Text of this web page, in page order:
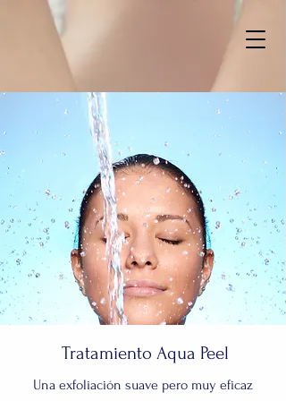
Tratamiento Aqua Peel
Una exfoliación suave pero muy eficaz